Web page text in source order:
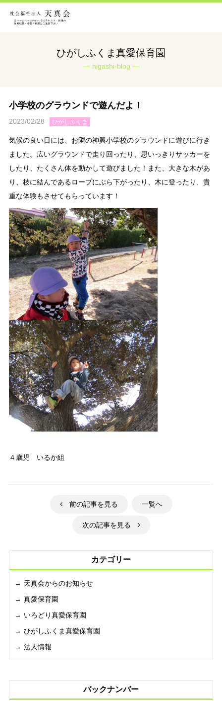
ひがしふくま真愛保育園
higashi-blog
小学校のグラウンドで遊んだよ！
2023/02/28 ひがしふくま
気候の良い日には、お隣の神興小学校のグラウンドに遊びに行き
ました。広いグラウンドで走り回ったり、思いっきりサッカーを
したり、たくさん体を動かして遊びました！また、大きな木があ
り、枝に結んであるロープにぶら下がったり、木に登ったり、貴
重な体験もさせてもらっています！
４歳児 いるか組
前の記事を見る 一覧へ
次の記事を見る
カテゴリー
天真会からのお知らせ
真愛保育園
いろどり真愛保育園
ひがしふくま真愛保育園
法人情報
バックナンバー